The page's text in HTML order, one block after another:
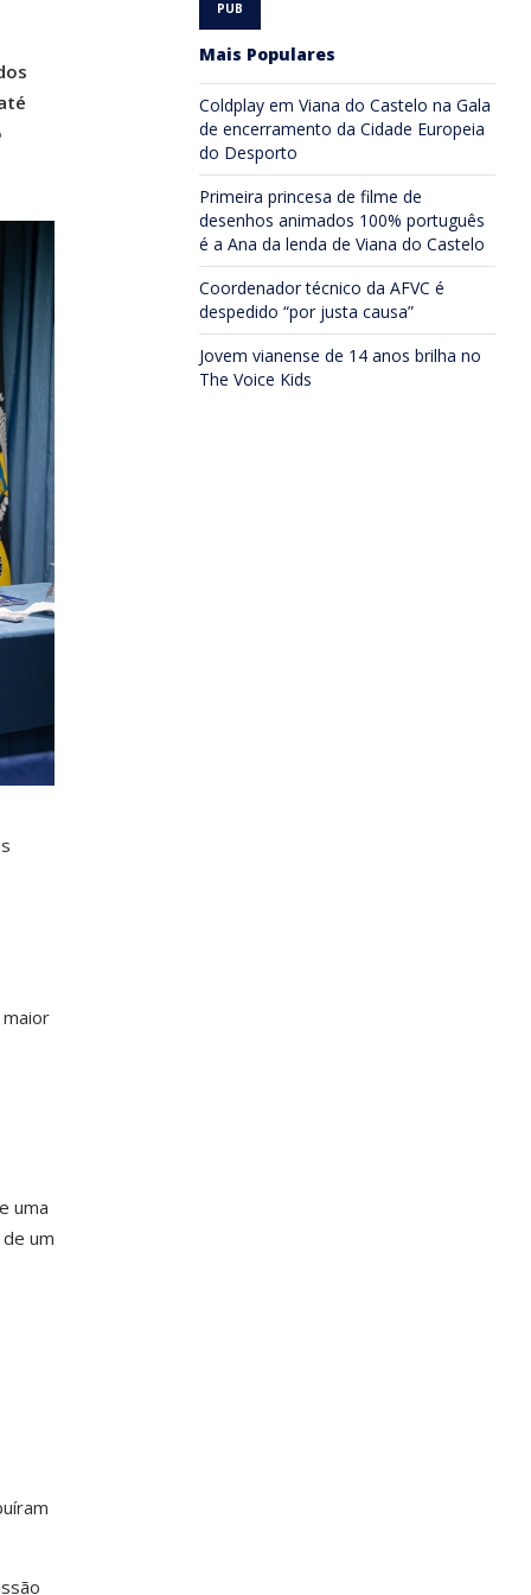
uma
um
Mais Populares
Coldplay em Viana do Castelo na Gala
de encerramento da Cidade Europeia
do Desporto
Primeira princesa de filme de
desenhos animados 100% português
é a Ana da lenda de Viana do Castelo
Coordenador técnico da AFVC é
despedido “por justa causa”
Jovem vianense de 14 anos brilha no
The Voice Kids